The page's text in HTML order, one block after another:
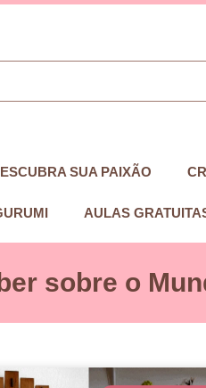
SUA PAIXÃO
AULAS
sobre o